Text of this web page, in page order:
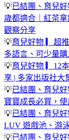
💡已結團、育兒
歲都適合｜紅茶
觀察分享
💡育兒好物 ▎超
多語言、可少量購
💡育兒好物 ▎12
享 | 多家出版社大
💡已結團、育兒
寶寶成長必買，
💡已結團、育兒
LUV 遊戲池、游
💡已結團、育兒